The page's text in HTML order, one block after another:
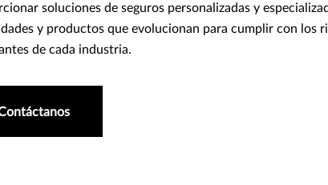
soluciones de seguros personalizadas y
y productos que evolucionan para cumplir con los
de cada industria.